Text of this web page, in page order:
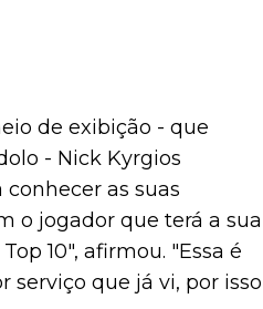
de exibição - que
- Nick Kyrgios
as suas
o jogador que terá a sua
10", afirmou. "Essa é
serviço que já vi, por isso